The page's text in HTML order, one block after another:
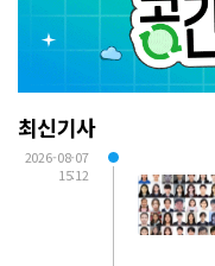
최신기사
2026-08-07
15:12